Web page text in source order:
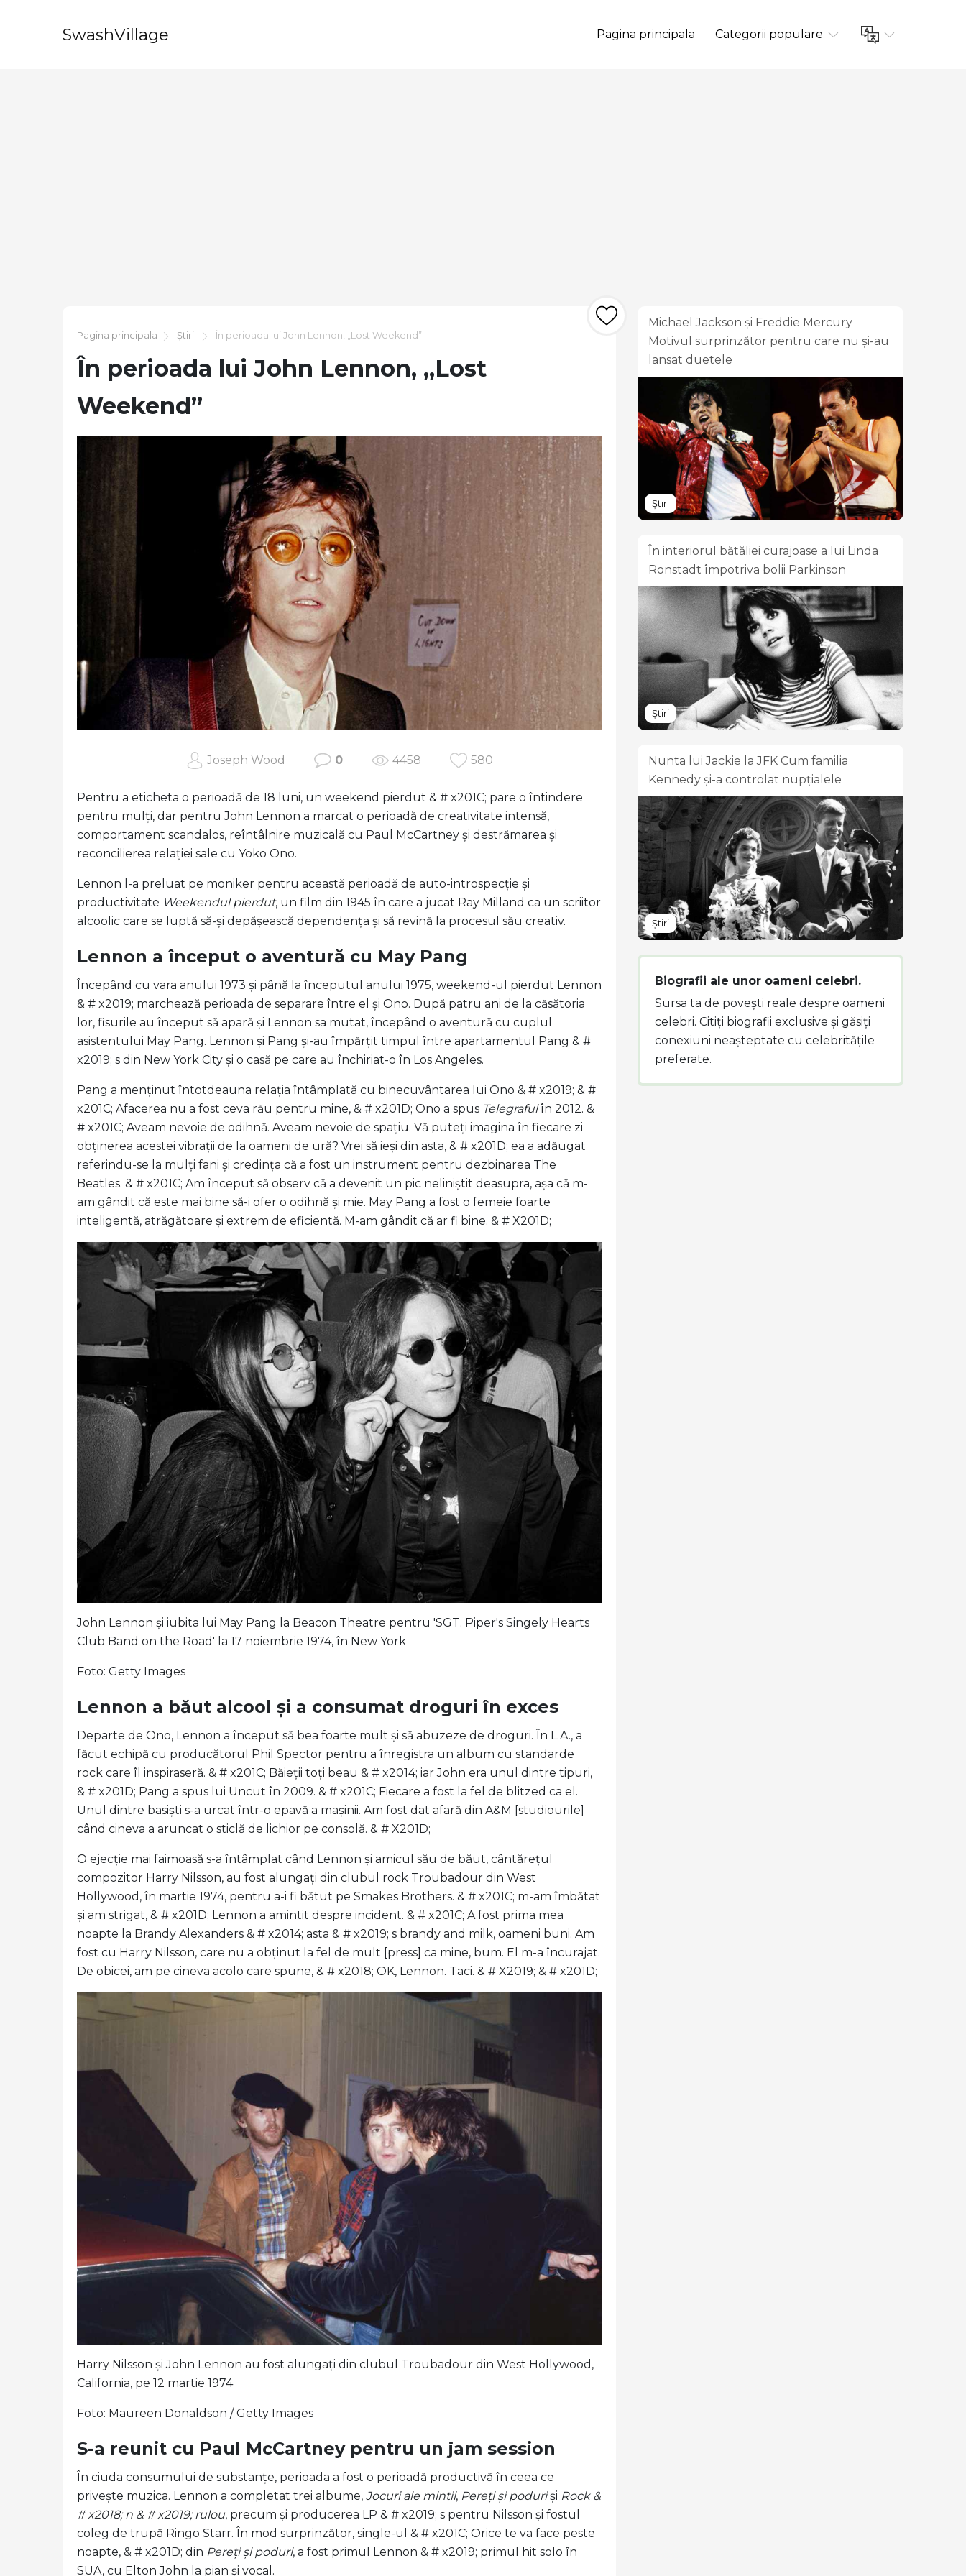
SwashVillage Pagina principala Categorii populare
Pagina principala Știri În perioada lui John Lennon, „Lost Weekend”
În perioada lui John Lennon, „Lost
Weekend”
Joseph Wood 0 4458 580
Pentru a eticheta o perioadă de 18 luni, un weekend pierdut & # x201C; pare o întindere
pentru mulți, dar pentru John Lennon a marcat o perioadă de creativitate intensă,
comportament scandalos, reîntâlnire muzicală cu Paul McCartney și destrămarea și
reconcilierea relației sale cu Yoko Ono.
Lennon l-a preluat pe moniker pentru această perioadă de auto-introspecție și
productivitate Weekendul pierdut, un film din 1945 în care a jucat Ray Milland ca un scriitor
alcoolic care se luptă să-și depășească dependența și să revină la procesul său creativ.
Lennon a început o aventură cu May Pang
Începând cu vara anului 1973 și până la începutul anului 1975, weekend-ul pierdut Lennon
& # x2019; marchează perioada de separare între el și Ono. După patru ani de la căsătoria
lor, fisurile au început să apară și Lennon sa mutat, începând o aventură cu cuplul
asistentului May Pang. Lennon și Pang și-au împărțit timpul între apartamentul Pang & #
x2019; s din New York City și o casă pe care au închiriat-o în Los Angeles.
Pang a menținut întotdeauna relația întâmplată cu binecuvântarea lui Ono & # x2019; & #
x201C; Afacerea nu a fost ceva rău pentru mine, & # x201D; Ono a spus Telegrafulîn 2012. &
# x201C; Aveam nevoie de odihnă. Aveam nevoie de spațiu. Vă puteți imagina în fiecare zi
obținerea acestei vibrații de la oameni de ură? Vrei să ieși din asta, & # x201D; ea a adăugat
referindu-se la mulți fani și credința că a fost un instrument pentru dezbinarea The
Beatles. & # x201C; Am început să observ că a devenit un pic neliniștit deasupra, așa că m-
am gândit că este mai bine să-i ofer o odihnă și mie. May Pang a fost o femeie foarte
inteligentă, atrăgătoare și extrem de eficientă. M-am gândit că ar fi bine. & # X201D;
John Lennon și iubita lui May Pang la Beacon Theatre pentru 'SGT. Piper's Singely Hearts
Club Band on the Road' la 17 noiembrie 1974, în New York
Foto: Getty Images
Lennon a băut alcool și a consumat droguri în exces
Departe de Ono, Lennon a început să bea foarte mult și să abuzeze de droguri. În L.A., a
făcut echipă cu producătorul Phil Spector pentru a înregistra un album cu standarde
rock care îl inspiraseră. & # x201C; Băieții toți beau & # x2014; iar John era unul dintre tipuri,
& # x201D; Pang a spus lui Uncut în 2009. & # x201C; Fiecare a fost la fel de blitzed ca el.
Unul dintre basiști ​​s-a urcat într-o epavă a mașinii. Am fost dat afară din A&M [studiourile]
când cineva a aruncat o sticlă de lichior pe consolă. & # X201D;
O ejecție mai faimoasă s-a întâmplat când Lennon și amicul său de băut, cântărețul
compozitor Harry Nilsson, au fost alungați din clubul rock Troubadour din West
Hollywood, în martie 1974, pentru a-i fi bătut pe Smakes Brothers. & # x201C; m-am îmbătat
și am strigat, & # x201D; Lennon a amintit despre incident. & # x201C; A fost prima mea
noapte la Brandy Alexanders & # x2014; asta & # x2019; s brandy and milk, oameni buni. Am
fost cu Harry Nilsson, care nu a obținut la fel de mult [press] ca mine, bum. El m-a încurajat.
De obicei, am pe cineva acolo care spune, & # x2018; OK, Lennon. Taci. & # X2019; & # x201D;
Harry Nilsson și John Lennon au fost alungați din clubul Troubadour din West Hollywood,
California, pe 12 martie 1974
Foto: Maureen Donaldson / Getty Images
S-a reunit cu Paul McCartney pentru un jam session
În ciuda consumului de substanțe, perioada a fost o perioadă productivă în ceea ce
privește muzica. Lennon a completat trei albume, Jocuri ale mintii, Pereți și poduriși Rock &
# x2018; n & # x2019; rulou, precum și producerea LP & # x2019; s pentru Nilsson și fostul
coleg de trupă Ringo Starr. În mod surprinzător, single-ul & # x201C; Orice te va face peste
noapte, & # x201D; din Pereți și poduri, a fost primul Lennon & # x2019; primul hit solo în
SUA, cu Elton John la pian și vocal.
Michael Jackson și Freddie Mercury
Motivul surprinzător pentru care nu și-au
lansat duetele
Știri
În interiorul bătăliei curajoase a lui Linda
Ronstadt împotriva bolii Parkinson
Știri
Nunta lui Jackie la JFK Cum familia
Kennedy și-a controlat nupțialele
Știri
Biografii ale unor oameni celebri.
Sursa ta de povești reale despre oameni
celebri. Citiți biografii exclusive și găsiți
conexiuni neașteptate cu celebritățile
preferate.